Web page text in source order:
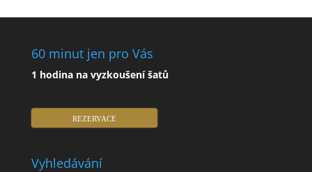
60 minut jen pro Vás
1 hodina na vyzkoušení šatů
REZERVACE
Vyhledávání